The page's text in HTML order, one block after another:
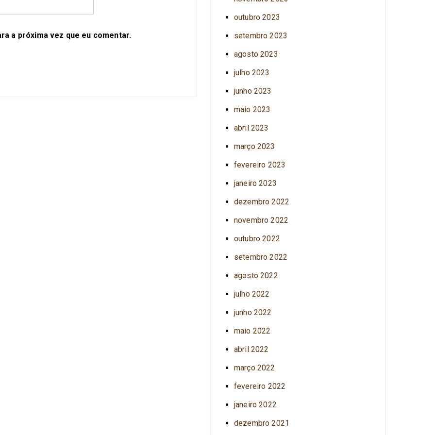
a próxima vez que eu comentar.
outubro 2023
setembro 2023
agosto 2023
julho 2023
junho 2023
maio 2023
abril 2023
março 2023
fevereiro 2023
janeiro 2023
dezembro 2022
novembro 2022
outubro 2022
setembro 2022
agosto 2022
julho 2022
junho 2022
maio 2022
abril 2022
março 2022
fevereiro 2022
janeiro 2022
dezembro 2021